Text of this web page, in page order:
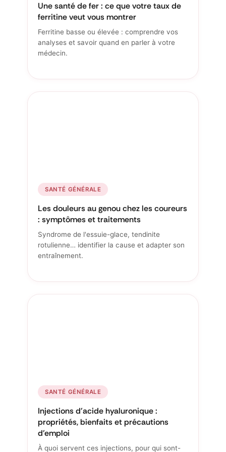
Une santé de fer : ce que votre taux de
ferritine veut vous montrer
Ferritine basse ou élevée : comprendre vos
analyses et savoir quand en parler à votre
médecin.
SANTÉ GÉNÉRALE
Les douleurs au genou chez les coureurs
: symptômes et traitements
Syndrome de l'essuie-glace, tendinite
rotulienne… identifier la cause et adapter son
entraînement.
SANTÉ GÉNÉRALE
Injections d'acide hyaluronique :
propriétés, bienfaits et précautions
d'emploi
À quoi servent ces injections, pour qui sont-